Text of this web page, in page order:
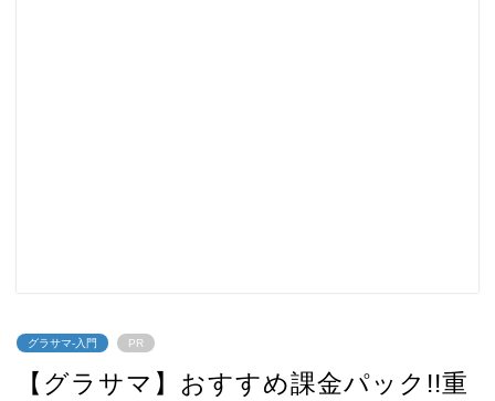
グラサマ-入門 PR
【グラサマ】おすすめ課金パック!!重